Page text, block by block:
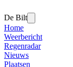
De Bilt
Home
Weerbericht
Regenradar
Nieuws
Plaatsen